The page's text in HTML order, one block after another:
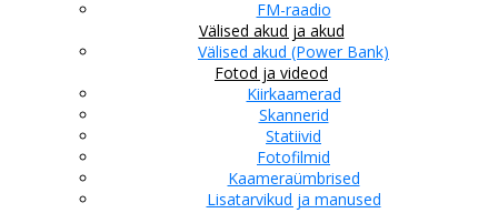
FM-raadio
Välised akud ja akud
Välised akud (Power Bank)
Fotod ja videod
Kiirkaamerad
Skannerid
Statiivid
Fotofilmid
Kaameraümbrised
Lisatarvikud ja manused